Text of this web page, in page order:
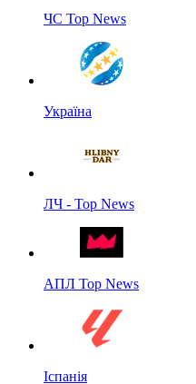
ЧС Top News
Україна
ЛЧ - Top News
АПЛ Top News
Іспанія